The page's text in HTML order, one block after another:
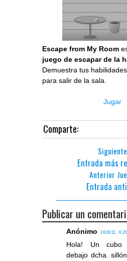
Escape from My Room
juego de escapar de la
Demuestra tus
para salir de la sala.
Jugar
Comparte:
Siguiente
Entrada más
Anterior
Entrada
Publicar un
Anónimo 16/8/11, 9:20
Hola! Un cubo
debajo dcha.